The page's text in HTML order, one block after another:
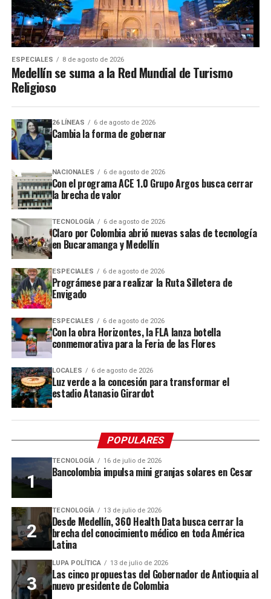
ESPECIALES 8 de agosto de 2026
Medellín se suma a la Red Mundial de Turismo
Religioso
26 LÍNEAS 6 de agosto de 2026
Cambia la forma de gobernar
NACIONALES 6 de agosto de 2026
Con el programa ACE 1.0 Grupo Argos busca cerrar
la brecha de valor
TECNOLOGÍA 6 de agosto de 2026
Claro por Colombia abrió nuevas salas de tecnología
en Bucaramanga y Medellín
ESPECIALES 6 de agosto de 2026
Prográmese para realizar la Ruta Silletera de
Envigado
ESPECIALES 6 de agosto de 2026
Con la obra Horizontes, la FLA lanza botella
conmemorativa para la Feria de las Flores
LOCALES 6 de agosto de 2026
Luz verde a la concesión para transformar el
estadio Atanasio Girardot
POPULARES
TECNOLOGÍA 16 de julio de 2026
Bancolombia impulsa mini granjas solares en Cesar
TECNOLOGÍA 13 de julio de 2026
Desde Medellín, 360 Health Data busca cerrar la
brecha del conocimiento médico en toda América
Latina
LUPA POLÍTICA 13 de julio de 2026
Las cinco propuestas del Gobernador de Antioquia al
nuevo presidente de Colombia